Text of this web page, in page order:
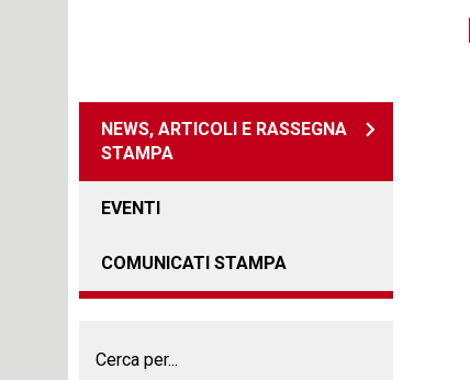
NEWS, ARTICOLI E RASSEGNA
STAMPA
EVENTI
COMUNICATI STAMPA
Cerca per...